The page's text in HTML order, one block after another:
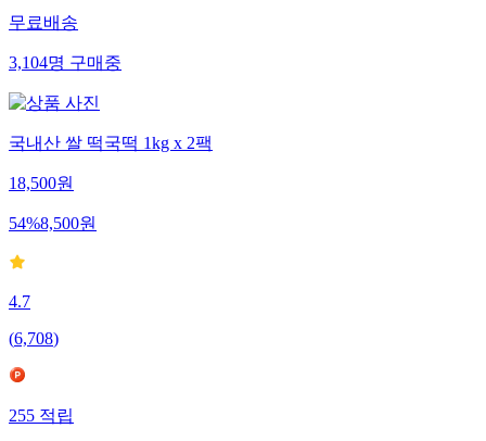
무료배송
3,104명구매중
국내산 쌀 떡국떡 1kg x 2팩
18,500원
54%8,500원
4.7
(6,708)
255적립